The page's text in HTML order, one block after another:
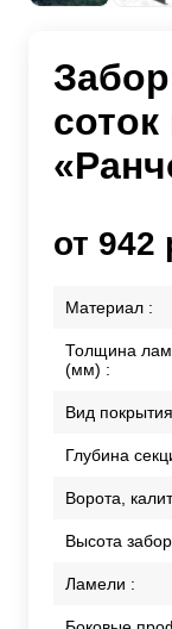
от 942
Материал :
Толщина
(мм) :
Вид
Глубина
Ворота,
Высота
Ламели :